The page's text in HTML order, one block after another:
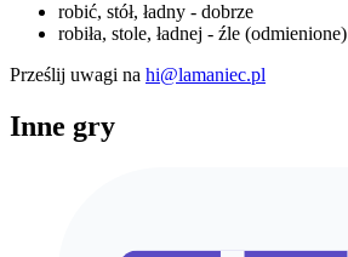
robić, stół, ładny - dobrze
robiła, stole, ładnej - źle (odmienione)
Prześlij uwagi na hi@lamaniec.pl
Inne gry